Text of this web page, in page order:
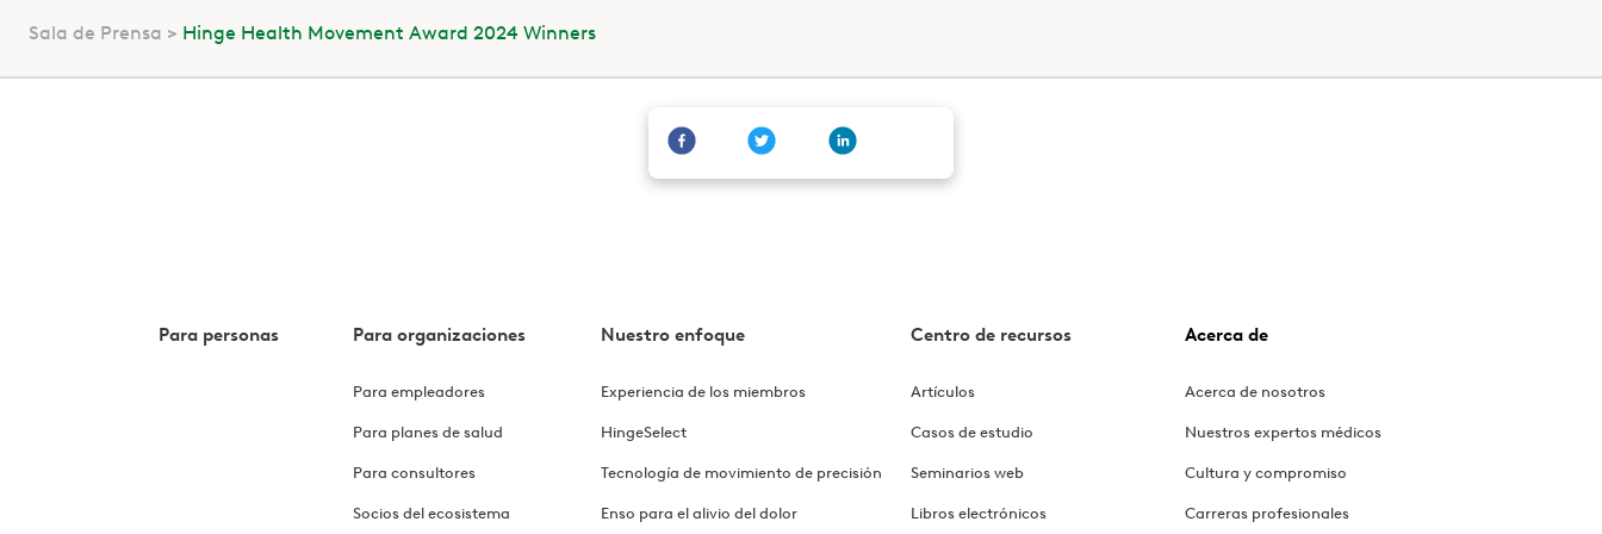
Sala de Prensa Hinge Health Movement Award 2024 Winners
Para personas Para organizaciones
Para empleadores
Para planes de salud
Para consultores
Socios del ecosistema
Nuestro enfoque
Experiencia de los miembros
HingeSelect
Tecnología de movimiento de precisión
Enso para el alivio del dolor
Centro de recursos
Artículos
Casos de estudio
Seminarios web
Libros electrónicos
Acerca de
Acerca de nosotros
Nuestros expertos médicos
Cultura y compromiso
Carreras profesionales